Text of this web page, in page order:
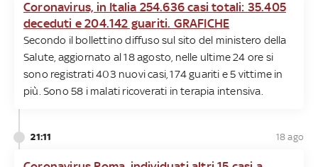
Coronavirus, in Italia 254.636 casi totali: 35.405
deceduti e 204.142 guariti. GRAFICHE
Secondo il bollettino diffuso sul sito del ministero della
Salute, aggiornato al 18 agosto, nelle ultime 24 ore si
sono registrati 403 nuovi casi, 174 guariti e 5 vittime in
più. Sono 58 i malati ricoverati in terapia intensiva.
21:11 18 ago